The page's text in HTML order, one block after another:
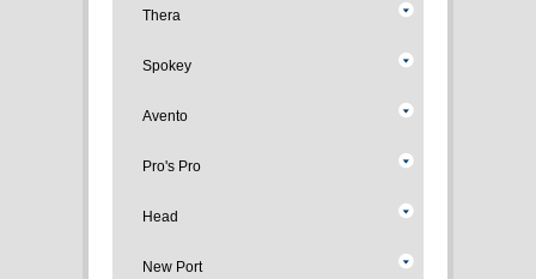
Thera
Spokey
Avento
Pro's Pro
Head
New Port